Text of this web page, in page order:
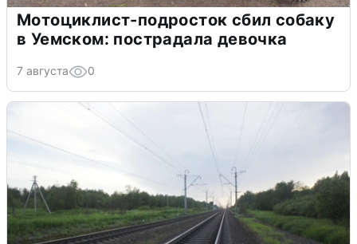
Мотоциклист-подросток сбил собаку
в Уемском: пострадала девочка
7 августа 0